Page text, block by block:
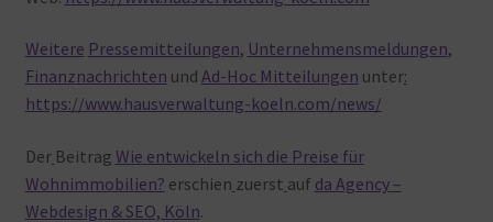
Weitere Pressemitteilungen, Unternehmensmeldungen,
Finanznachrichten und Ad-Hoc Mitteilungen unter:
https://www.hausverwaltung-koeln.com/news/
Der Beitrag Wie entwickeln sich die Preise für
Wohnimmobilien? erschien zuerst auf da Agency –
Webdesign & SEO, Köln.